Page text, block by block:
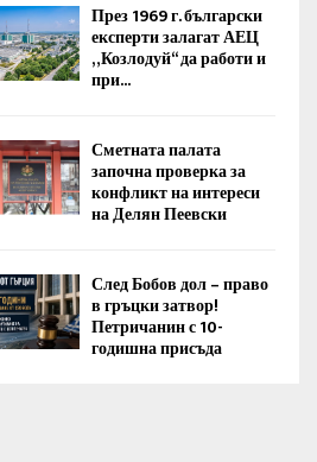
През 1969 г. български
експерти залагат АЕЦ
„Козлодуй“ да работи и
при...
Сметната палата
започна проверка за
конфликт на интереси
на Делян Пеевски
След Бобов дол – право
в гръцки затвор!
Петричанин с 10-
годишна присъда